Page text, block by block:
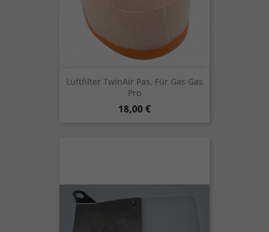
Luftfilter TwinAir Pas. Für Gas Gas
Pro
Preis
18,00 €